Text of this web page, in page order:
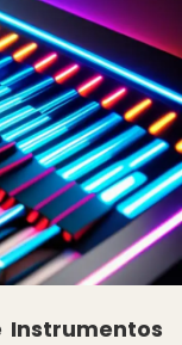
Instrumentos